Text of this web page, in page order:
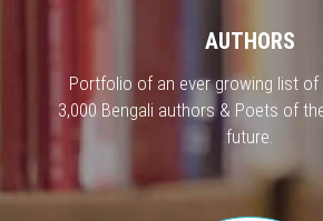
AUTHORS
Portfolio of an ever growing list of
3,000 Bengali authors & Poets of
future.